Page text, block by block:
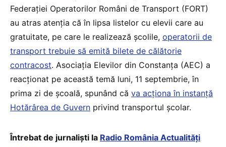
Federaţiei Operatorilor Români de Transport (FORT)
au atras atenția că în lipsa listelor cu elevii care au
gratuitate, pe care le realizează școlile, operatorii de
transport trebuie să emită bilete de călătorie
contracost. Asociația Elevilor din Constanța (AEC) a
reacționat pe această temă luni, 11 septembrie, în
prima zi de școală, spunând că va acționa în instanță
Hotărârea de Guvern privind transportul școlar.
Întrebat de jurnaliști la Radio România Actualități